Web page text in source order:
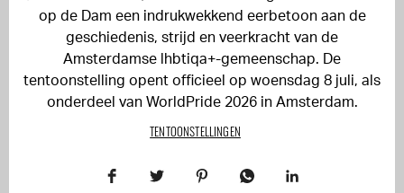
op de Dam een indrukwekkend eerbetoon aan de
geschiedenis, strijd en veerkracht van de
Amsterdamse lhbtiqa+-gemeenschap. De
tentoonstelling opent officieel op woensdag 8 juli, als
onderdeel van WorldPride 2026 in Amsterdam.
TENTOONSTELLINGEN